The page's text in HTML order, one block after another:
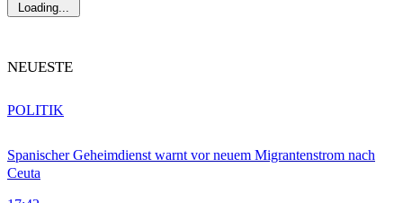
Loading...
NEUESTE
Spanischer Geheimdienst warnt vor neuem Migrantenstrom nach
Ceuta
POLITIK